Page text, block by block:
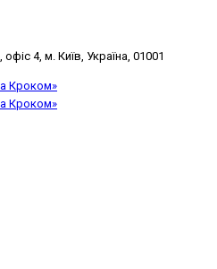
4, м. Київ, Україна, 01001